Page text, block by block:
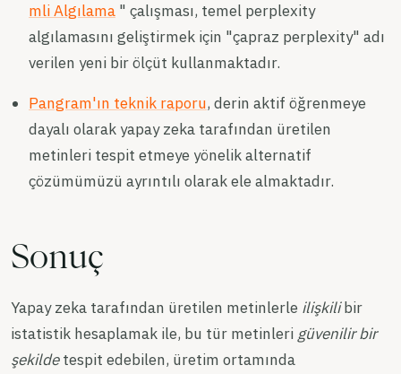
mli Algılama " çalışması, temel perplexity
algılamasını geliştirmek için "çapraz perplexity" adı
verilen yeni bir ölçüt kullanmaktadır.
Pangram'ın teknik raporu, derin aktif öğrenmeye
dayalı olarak yapay zeka tarafından üretilen
metinleri tespit etmeye yönelik alternatif
çözümümüzü ayrıntılı olarak ele almaktadır.
Sonuç
Yapay zeka tarafından üretilen metinlerle ilişkilibir
istatistik hesaplamak ile, bu tür metinleri güvenilir bir
şekildetespit edebilen, üretim ortamında